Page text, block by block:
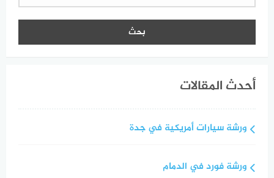
أحدث المقالات
ورشة سيارات أمريكية في جدة
ورشة فورد في الدمام